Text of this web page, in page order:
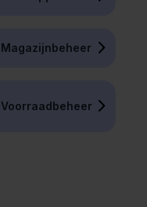
Magazijnbeheer
Voorraadbeheer